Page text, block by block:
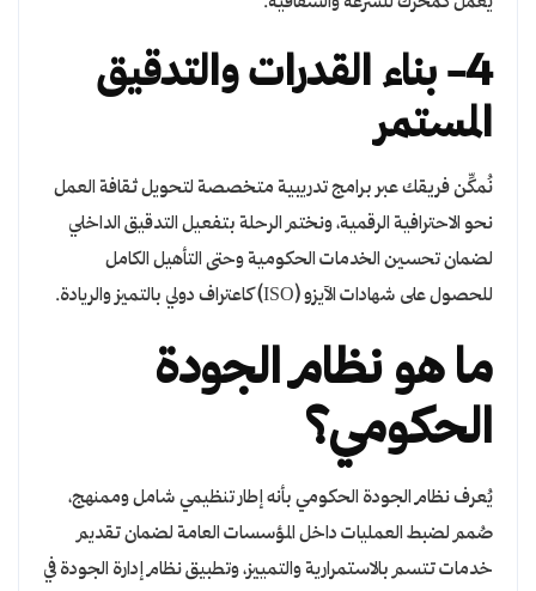
4- بناء القدرات والتدقيق
المستمر
نُمكِّن فريقك عبر برامج تدريبية متخصصة لتحويل ثقافة العمل
نحو الاحترافية الرقمية، ونختم الرحلة بتفعيل التدقيق الداخلي
لضمان تحسين الخدمات الحكومية وحتى التأهيل الكامل
للحصول على شهادات الآيزو (ISO) كاعتراف دولي بالتميز والريادة.
ما هو نظام الجودة
الحكومي؟
يُعرف نظام الجودة الحكومي بأنه إطار تنظيمي شامل وممنهج،
صُمم لضبط العمليات داخل المؤسسات العامة لضمان تقديم
خدمات تتسم بالاستمرارية والتمييز، وتطبيق نظام إدارة الجودة في